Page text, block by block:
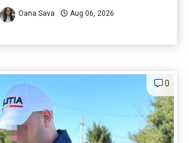
Oana Sava Aug 06, 2026
0